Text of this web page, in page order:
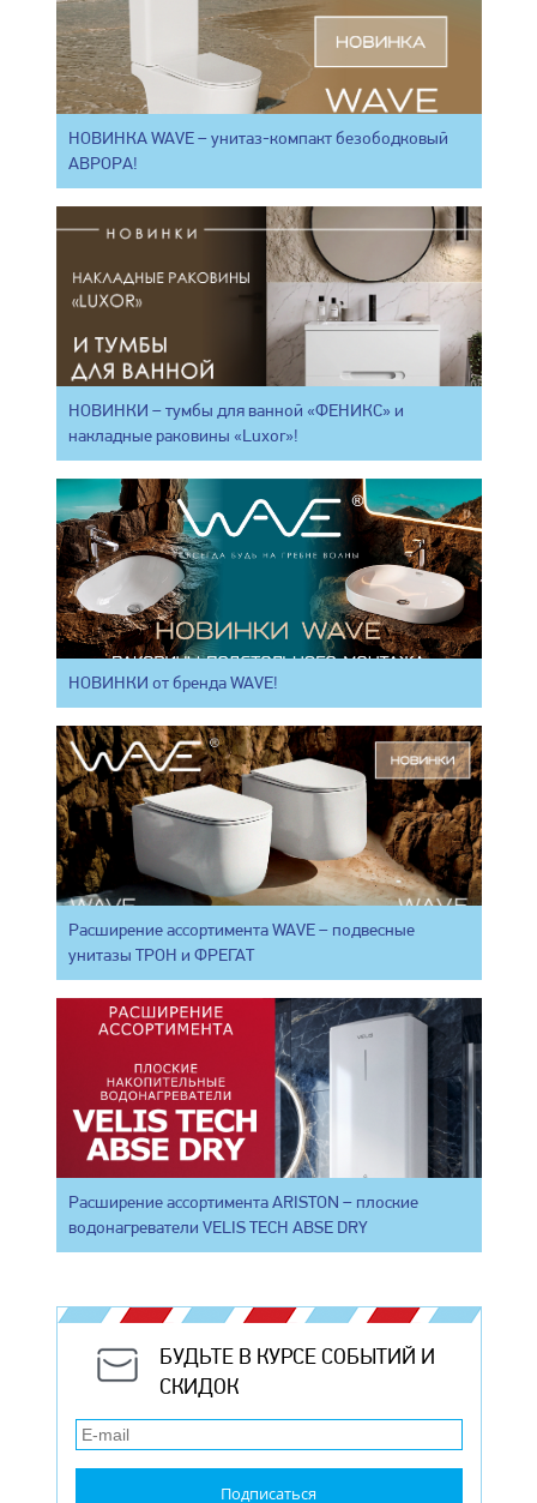
НОВИНКА WAVE – унитаз-компакт безободковый
АВРОРА!
НОВИНКИ – тумбы для ванной «ФЕНИКС» и
накладные раковины «Luxor»!
НОВИНКИ от бренда WAVE!
Расширение ассортимента WAVE – подвесные
унитазы ТРОН и ФРЕГАТ
Расширение ассортимента ARISTON – плоские
водонагреватели VELIS TECH ABSE DRY
БУДЬТЕ В КУРСЕ СОБЫТИЙ И
СКИДОК
Подписаться